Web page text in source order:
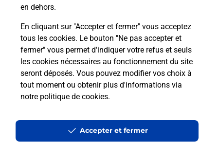
en dehors.
En cliquant sur "Accepter et fermer" vous acceptez
tous les cookies. Le bouton "Ne pas accepter et
fermer" vous permet d'indiquer votre refus et seuls
les cookies nécessaires au fonctionnement du site
seront déposés. Vous pouvez modifier vos choix à
tout moment ou obtenir plus d'informations via
notre politique de cookies.
Accepter et fermer
Quel réseau utilise La Poste Mobile ?
Est-ce que je peux garder mon
numéro de mobile gratuitement ?
Est-ce que je peux bénéficier de la 5G
avec La Poste Mobile ?
à l’étranger avec La Poste Mobile ?